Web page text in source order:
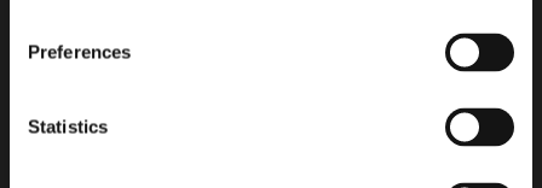
Preferences
Statistics
divers formats avec un dessin de